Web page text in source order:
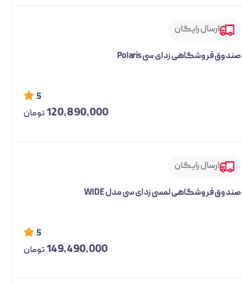
ارسال رایگان
صندوق فروشگاهی زد ای سی Polaris
5
120,890,000تومان
ارسال رایگان
صندوق فروشگاهی لمسی زد ای سی مدل WIDE
5
149,490,000تومان